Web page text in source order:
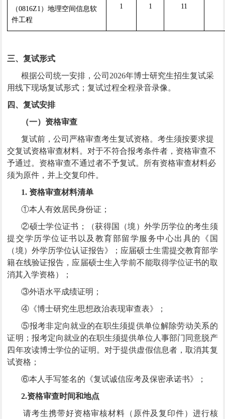
（0816Z1）地理空间信息软
件工程
1 1 11
三、复试形式
根据公司统一安排，公司2026年博士研究生招生复试采
用线下现场复试形式；复试过程全程录音录像。
四、复试安排
（一）资格审查
复试前，公司严格审查考生复试资格。考生须按要求提
交复试资格审查材料。对于不符合报考条件者，资格审查不
予通过。资格审查不通过者不予复试。所有资格审查材料必
须为原件，并上交复印件。
1. 资格审查材料清单
①本人有效居民身份证；
②硕士学位证书；（获得国（境）外学历学位的考生须
提交学历学位证书以及教育部留学服务中心出具的《国
（境）外学历学位认证报告》；应届硕士生需提交教育部学
籍在线验证报告，应届硕士生入学前不能取得学位证书的取
消其入学资格）；
③外语水平成绩证明；
④《博士研究生思想政治表现审查表》；
⑤报考非定向就业的在职生须提供单位解除劳动关系的
证明；报考定向就业的在职生须提供单位人事部门同意脱产
四年攻读博士学位的证明。对于提供虚假信息者，取消其复
试资格；
⑥本人手写签名的《复试诚信应考及保密承诺书》；
2.资格审查时间和地点
请考生携带好资格审核材料（原件及复印件）进行核